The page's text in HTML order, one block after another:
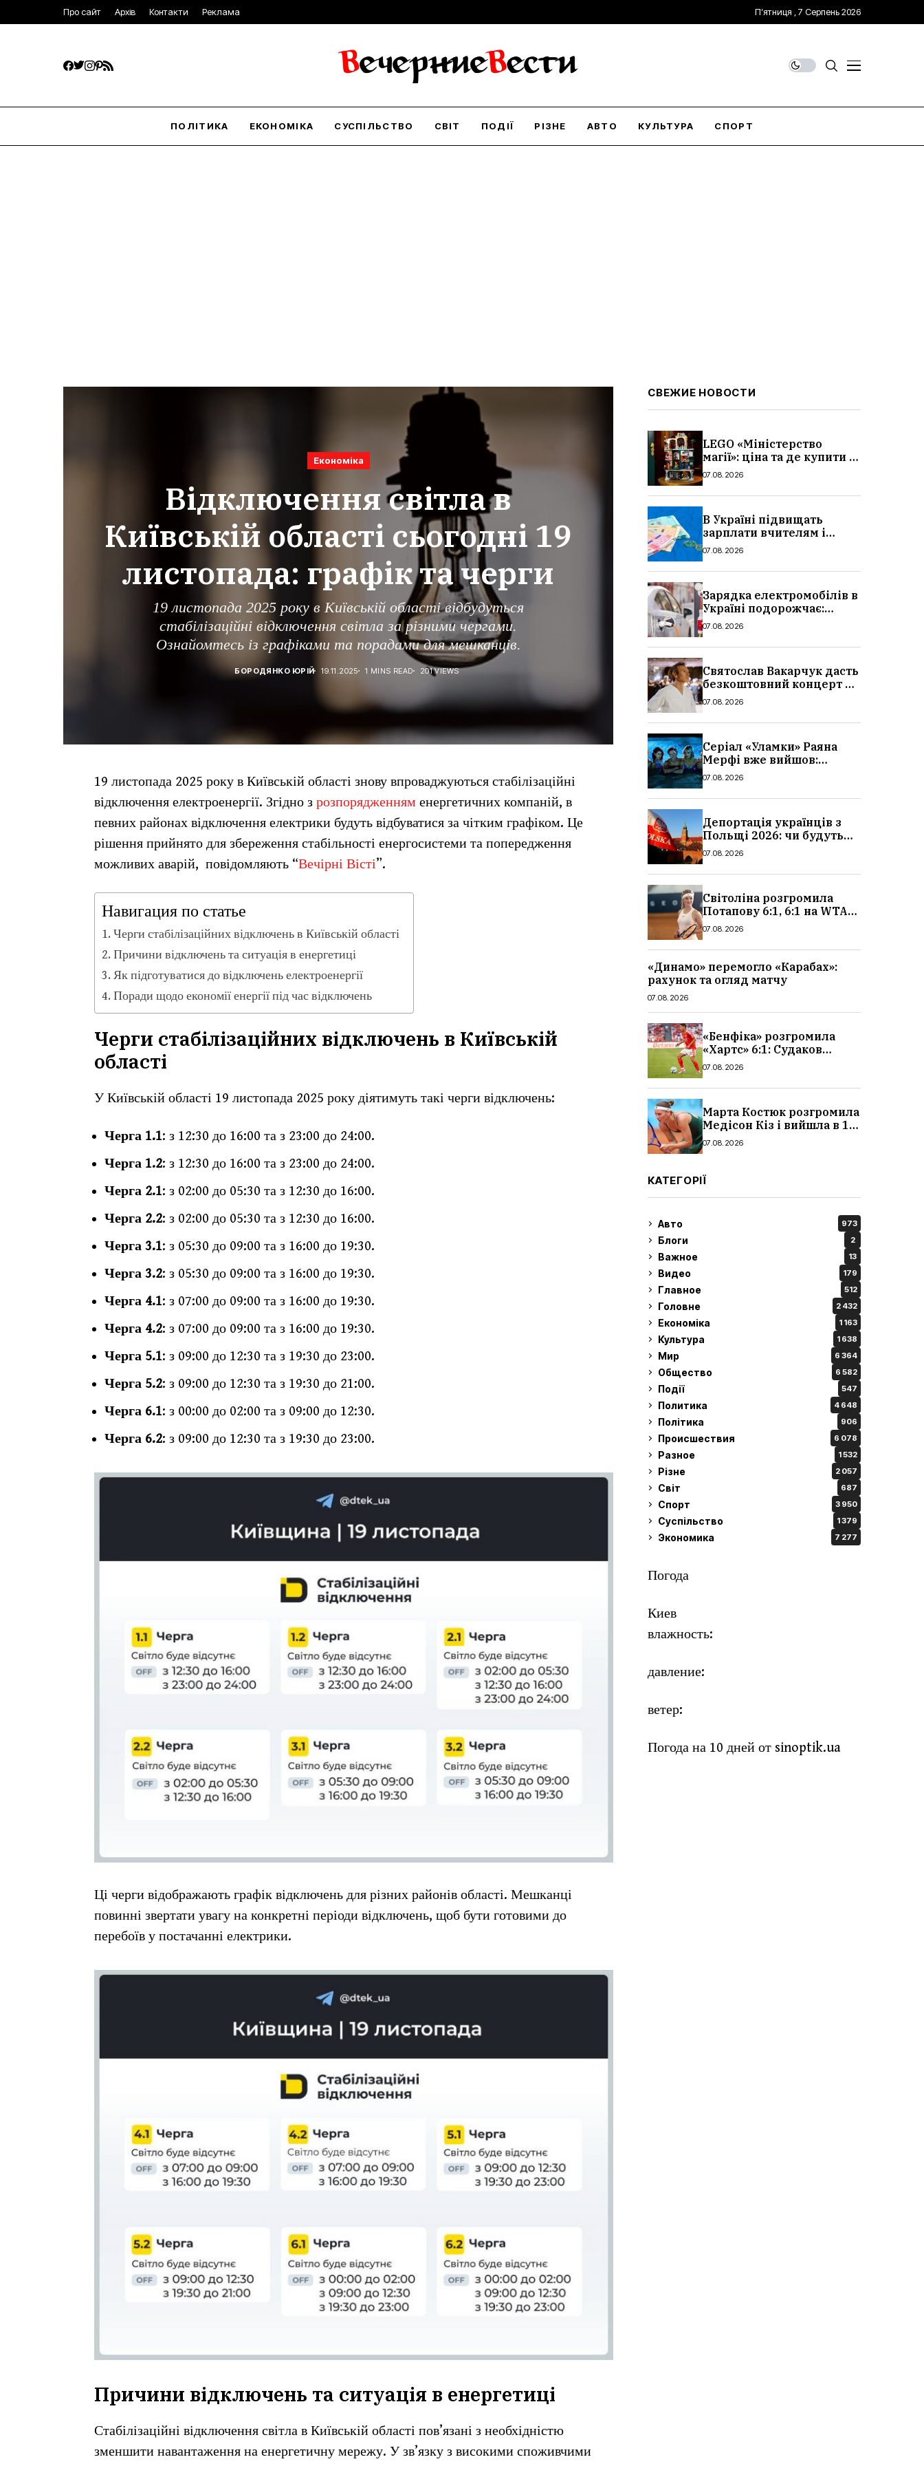
Про сайт Архів Контакти Реклама П’ятниця , 7 Серпень 2026
ПОЛІТИКА ЕКОНОМІКА СУСПІЛЬСТВО СВІТ ПОДІЇ РІЗНЕ АВТО КУЛЬТУРА СПОРТ
Економіка
Відключення світла в
Київській області сьогодні 19
листопада: графік та черги
19 листопада 2025 року в Київській області відбудуться
стабілізаційні відключення світла за різними чергами.
Ознайомтесь із графіками та порадами для мешканців.
БОРОДЯНКО ЮРІЙ 19.11.2025 1 MINS READ 201 VIEWS
19 листопада 2025 року в Київській області знову впроваджуються стабілізаційні
відключення електроенергії. Згідно з розпорядженням енергетичних компаній, в
певних районах відключення електрики будуть відбуватися за чітким графіком. Це
рішення прийнято для збереження стабільності енергосистеми та попередження
можливих аварій, повідомляють “Вечірні Вісті”.
Навигация по статье
Черги стабілізаційних відключень в Київській області
Причини відключень та ситуація в енергетиці
Як підготуватися до відключень електроенергії
Поради щодо економії енергії під час відключень
Черги стабілізаційних відключень в Київській
області
У Київській області 19 листопада 2025 року діятимуть такі черги відключень:
Черга 1.1: з 12:30 до 16:00 та з 23:00 до 24:00.
Черга 1.2: з 12:30 до 16:00 та з 23:00 до 24:00.
Черга 2.1: з 02:00 до 05:30 та з 12:30 до 16:00.
Черга 2.2: з 02:00 до 05:30 та з 12:30 до 16:00.
Черга 3.1: з 05:30 до 09:00 та з 16:00 до 19:30.
Черга 3.2: з 05:30 до 09:00 та з 16:00 до 19:30.
Черга 4.1: з 07:00 до 09:00 та з 16:00 до 19:30.
Черга 4.2: з 07:00 до 09:00 та з 16:00 до 19:30.
Черга 5.1: з 09:00 до 12:30 та з 19:30 до 23:00.
Черга 5.2: з 09:00 до 12:30 та з 19:30 до 21:00.
Черга 6.1: з 00:00 до 02:00 та з 09:00 до 12:30.
Черга 6.2: з 09:00 до 12:30 та з 19:30 до 23:00.
Ці черги відображають графік відключень для різних районів області. Мешканці
повинні звертати увагу на конкретні періоди відключень, щоб бути готовими до
перебоїв у постачанні електрики.
Причини відключень та ситуація в енергетиці
Стабілізаційні відключення світла в Київській області пов’язані з необхідністю
зменшити навантаження на енергетичну мережу. У зв’язку з високими споживчими
СВЕЖИЕ НОВОСТИ
LEGO «Міністерство
магії»: ціна та де купити в
Україні
07.08.2026
В Україні підвищать
зарплати вчителям і
стипендії студентам з 1
суми, розмір
07.08.2026
Зарядка електромобілів в
Україні подорожчає:
причина і нові ціни з
07.08.2026
Святослав Вакарчук дасть
безкоштовний концерт у
Львові: дата і місце
07.08.2026
Серіал «Уламки» Раяна
Мерфі вже вийшов:
сюжет, актори та всі
07.08.2026
Депортація українців з
Польщі 2026: чи будуть
висилати українських
07.08.2026
Світоліна розгромила
Потапову 6:1, 6:1 на WTA
1000 у Торонто
07.08.2026
«Динамо» перемогло «Карабах»:
рахунок та огляд матчу
07.08.2026
«Бенфіка» розгромила
«Хартс» 6:1: Судаков
відзначився асистом,
07.08.2026
Марта Костюк розгромила
Медісон Кіз і вийшла в 1/8
фіналу Торонто: результат
07.08.2026
КАТЕГОРІЇ
Авто 973
Блоги 2
Важное 13
Видео 179
Главное 512
Головне 2 432
Економіка 1 163
Культура 1 638
Мир 6 364
Общество 6 582
Події 547
Политика 4 648
Політика 906
Происшествия 6 078
Разное 1 532
Різне 2 057
Світ 687
Спорт 3 950
Суспільство 1 379
Экономика 7 277
Погода
Киев
влажность:
давление:
ветер:
Погода на 10 дней от sinoptik.ua